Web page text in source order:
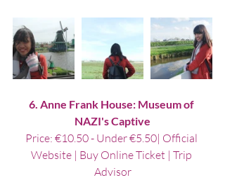
6. Anne Frank House: Museum of
NAZI's Captive
Price: €10.50 - Under €5.50| Official
Website | Buy Online Ticket | Trip
Advisor